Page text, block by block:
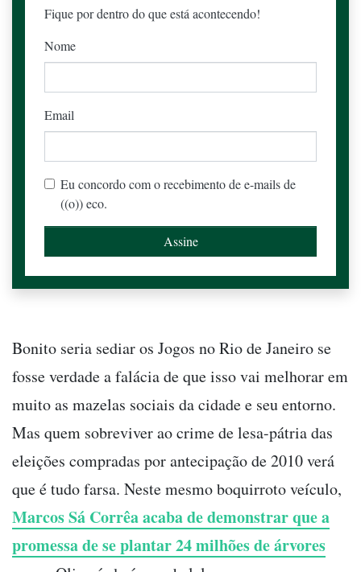
Fique por dentro do que está acontecendo!
Nome
Email
Eu concordo com o recebimento de e-mails de
((o)) eco.
Bonito seria sediar os Jogos no Rio de Janeiro se
fosse verdade a falácia de que isso vai melhorar em
muito as mazelas sociais da cidade e seu entorno.
Mas quem sobreviver ao crime de lesa-pátria das
eleições compradas por antecipação de 2010 verá
que é tudo farsa. Neste mesmo boquirroto veículo,
Marcos Sá Corrêa acaba de demonstrar que a
promessa de se plantar 24 milhões de árvores